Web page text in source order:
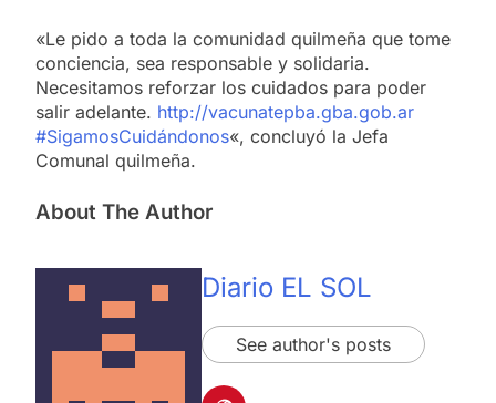
«Le pido a toda la comunidad quilmeña que tome
conciencia, sea responsable y solidaria.
Necesitamos reforzar los cuidados para poder
salir adelante. http://vacunatepba.gba.gob.ar
#SigamosCuidándonos«, concluyó la Jefa
Comunal quilmeña.
About The Author
Diario EL SOL
See author's posts